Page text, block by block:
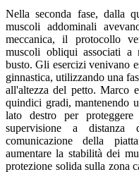
Nella seconda fase, dalla
muscoli addominali
meccanica, il protocollo
muscoli obliqui associati a
busto. Gli esercizi venivano
ginnastica, utilizzando una
all'altezza del petto. Marco
quindici gradi, mantenendo
lato destro per
supervisione a
comunicazione della
aumentare la stabilità dei
protezione solida sulla zona